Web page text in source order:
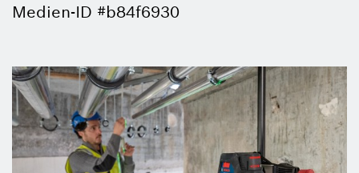
Medien-ID #b84f6930